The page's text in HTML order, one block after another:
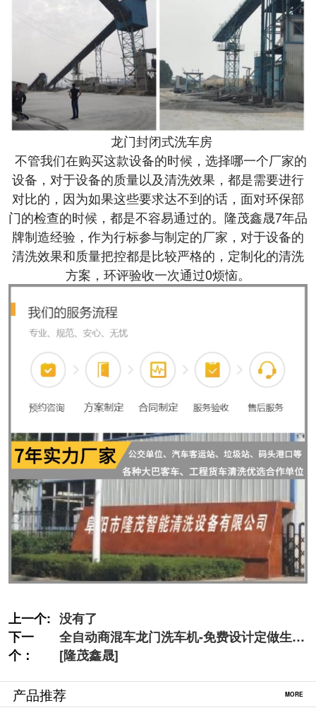
龙门封闭式洗车房
不管我们在购买这款设备的时候，选择哪一个厂家的
设备，对于设备的质量以及清洗效果，都是需要进行
对比的，因为如果这些要求达不到的话，面对环保部
门的检查的时候，都是不容易通过的。隆茂鑫晟7年品
牌制造经验，作为行标参与制定的厂家，对于设备的
清洗效果和质量把控都是比较严格的，定制化的清洗
方案，环评验收一次通过0烦恼。
上一个: 没有了
下一
个：
全自动商混车龙门洗车机-免费设计定做生产
[隆茂鑫晟]
产品推荐 MORE